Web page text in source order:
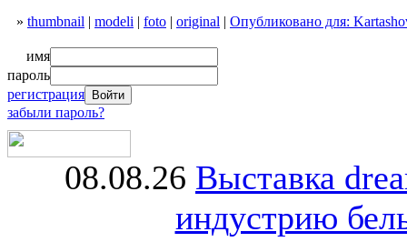
» thumbnail | modeli | foto | original | Опубликовано для:
имя
пароль
регистрация
забыли пароль?
08.08.26 Выставка
индустрию